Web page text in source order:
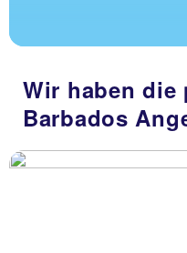
Wir haben die
Barbados